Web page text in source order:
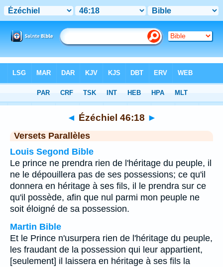
Chapitre 46> Verset 18
◄ Ézéchiel 46:18 ►
Versets Parallèles
Louis Segond Bible
Le prince ne prendra rien de l'héritage du peuple, il
ne le dépouillera pas de ses possessions; ce qu'il
donnera en héritage à ses fils, il le prendra sur ce
qu'il possède, afin que nul parmi mon peuple ne
soit éloigné de sa possession.
Martin Bible
Et le Prince n'usurpera rien de l'héritage du peuple,
les fraudant de la possession qui leur appartient,
[seulement] il laissera en héritage à ses fils la